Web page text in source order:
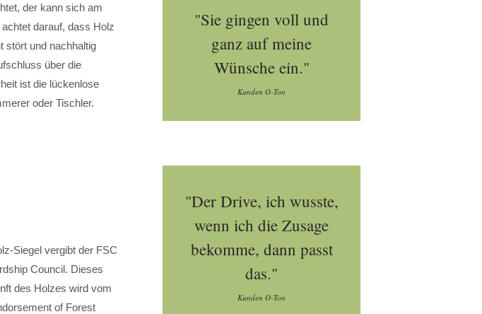
der kann sich am
darauf, dass Holz
stört und nachhaltig
über die
ist die lückenlose
oder Tischler.
Siegel vergibt der FSC
Council. Dieses
des Holzes wird vom
of Forest
"Sie gingen voll und
ganz auf meine
Wünsche ein."
Kunden O-Ton
"Der Drive, ich wusste,
wenn ich die Zusage
bekomme, dann passt
das."
Kunden O-Ton